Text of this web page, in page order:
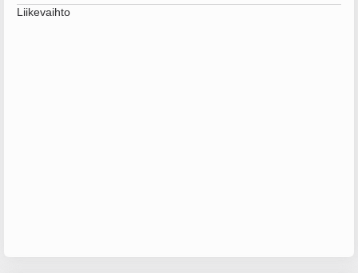
Liikevaihto